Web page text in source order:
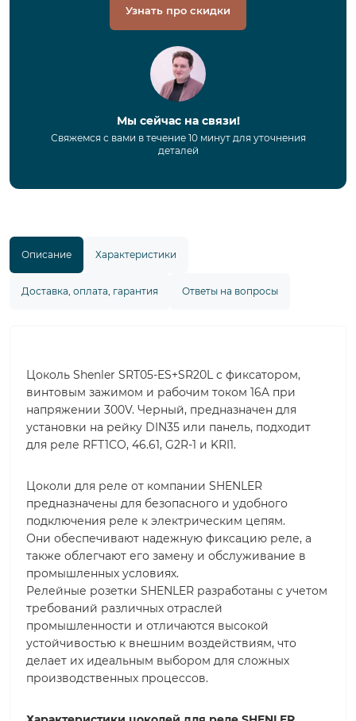
Узнать про скидки
Мы сейчас на связи!
Свяжемся с вами в течение 10 минут для уточнения
деталей
Описание Характеристики
Доставка, оплата, гарантия Ответы на вопросы
Цоколь Shenler SRT05-ES+SR20L с фиксатором,
винтовым зажимом и рабочим током 16A при
напряжении 300V. Черный, предназначен для
установки на рейку DIN35 или панель, подходит
для реле RFT1CO, 46.61, G2R-1 и KRI1.
Цоколи для реле от компании SHENLER
предназначены для безопасного и удобного
подключения реле к электрическим цепям.
Они обеспечивают надежную фиксацию реле, а
также облегчают его замену и обслуживание в
промышленных условиях.
Релейные розетки SHENLER разработаны с учетом
требований различных отраслей
промышленности и отличаются высокой
устойчивостью к внешним воздействиям, что
делает их идеальным выбором для сложных
производственных процессов.